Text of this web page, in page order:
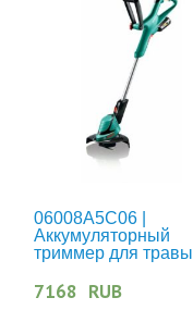
06008A5C06 |
Аккумуляторный
триммер для травы
7168 RUB